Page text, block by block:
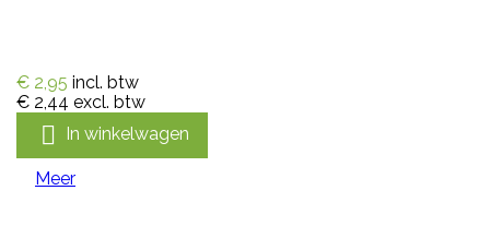
€ 2,95 incl. btw
€ 2,44 excl. btw
 In winkelwagen
Meer